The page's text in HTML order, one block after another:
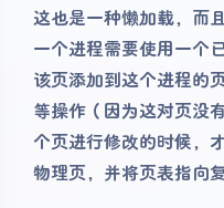
这也是一种懒加载，而
一个进程需要使用一个
该页添加到这个进程的
等操作（因为这对页没
个页进行修改的时候，
物理页，并将页表指向